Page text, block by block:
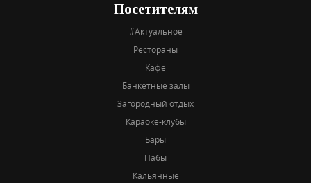
Посетителям
#Актуальное
Рестораны
Кафе
Банкетные залы
Загородный отдых
Караоке-клубы
Бары
Пабы
Кальянные